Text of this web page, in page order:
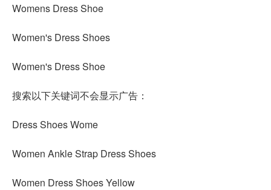
Womens Dress Shoe
Women's Dress Shoes
Women's Dress Shoe
搜索以下关键词不会显示广告：
Dress Shoes Wome
Women Ankle Strap Dress Shoes
Women Dress Shoes Yellow